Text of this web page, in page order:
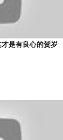
是有良心的贺岁